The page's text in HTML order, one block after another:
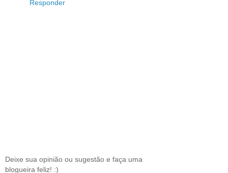
Responder
Deixe sua opinião ou sugestão e faça uma
blogueira feliz! :)